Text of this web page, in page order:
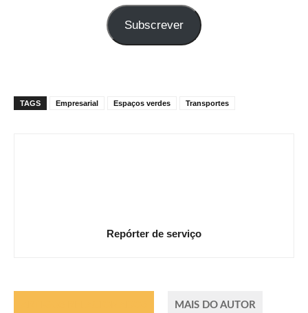
Subscrever
TAGS Empresarial Espaços verdes Transportes
Repórter de serviço
MAIS DO AUTOR